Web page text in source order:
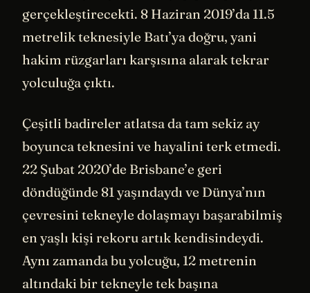
gerçekleştirecekti. 8 Haziran 2019’da 11.5
metrelik teknesiyle Batı’ya doğru, yani
hakim rüzgarları karşısına alarak tekrar
yolculuğa çıktı.
Çeşitli badireler atlatsa da tam sekiz ay
boyunca teknesini ve hayalini terk etmedi.
22 Şubat 2020’de Brisbane’e geri
döndüğünde 81 yaşındaydı ve Dünya’nın
çevresini tekneyle dolaşmayı başarabilmiş
en yaşlı kişi rekoru artık kendisindeydi.
Aynı zamanda bu yolcuğu, 12 metrenin
altındaki bir tekneyle tek başına